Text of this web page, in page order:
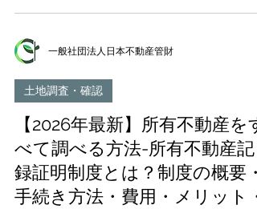
べきかが明確になるはずです。 【目次】
なぜ今「倒木」が社会問題化しているのか
1-1. 激甚化する自然災害と倒木被害の
ば、一度手続きをするだけで、その後は法
局が自動的に住所等の変更登記を行ってく
ます。しかも無料です。 この記事では、ス
マート変更登記の仕組みから、検索用情報
申出方法、個人・法人それぞれの手続き、
意点、よくある質問まで、不動産所有者が
っておくべき情報を網羅的に解説します。
目次 1. 住所等変更登記の義務化とは？｜
2026年4月から何が変わるのか 2. なぜ義務
一般社団法人日本不動産管財
土地調査・確認
【2026年最新】所有不動産をす
べて調べる方法-所有不動産記
録証明制度とは？制度の概要・
手続き方法・費用・メリット・